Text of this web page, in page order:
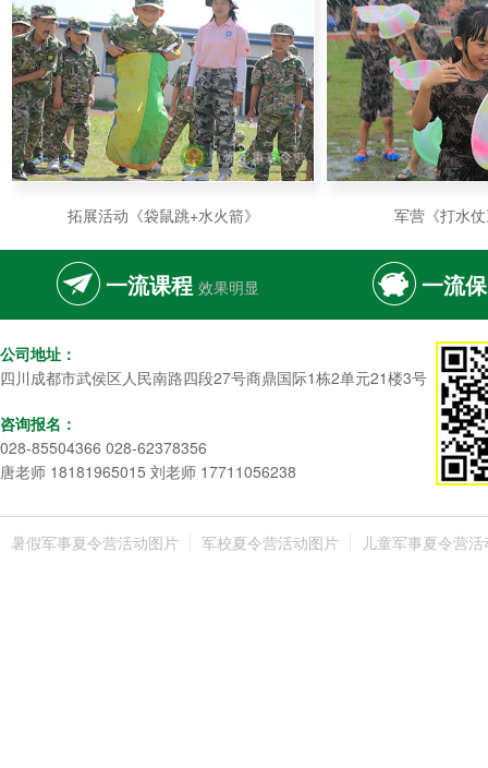
拓展活动《袋鼠跳+水火箭》 军营《打水
一流课程 效果明显 一流
公司地址：
四川成都市武侯区人民南路四段27号商鼎国际1栋2单元21楼3号
咨询报名：
028-85504366 028-62378356
唐老师 18181965015 刘老师 17711056238
暑假军事夏令营活动图片 军校夏令营活动图片 儿童军事夏令营